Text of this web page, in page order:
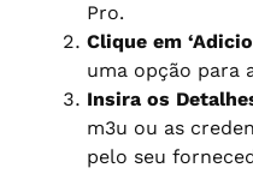
Pro.
Clique em
uma opção para
Insira os
m3u ou as
pelo seu